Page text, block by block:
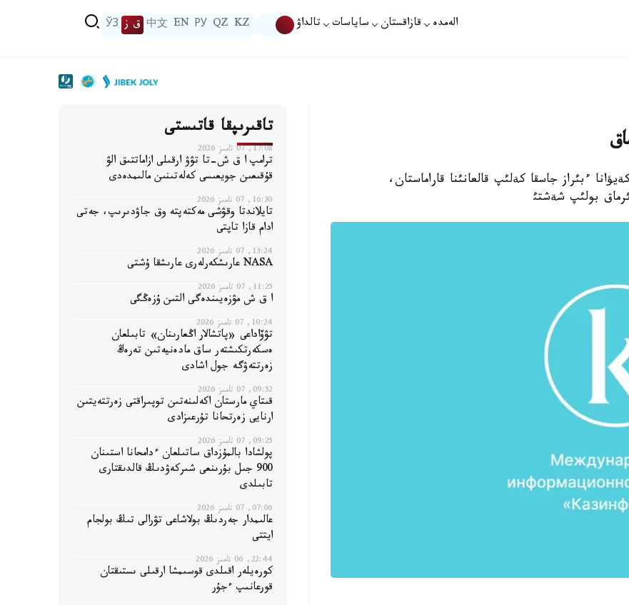
الەمدە قازاقستان ساياسات تالداۋ KZ
QZ
РУ
EN
中文 ق ز ЎЗ
جاپوندئق كةيؤانا ءبئراز جاسقا كةلئپ قالعانئنا قاراماستان،
بولئپ شةشتئ
تاقىرىپقا قاتىستى
17:08, 07 تامىز 2026
ترامپ ا ق ش-تا تۋۋ ارقىلى ازاماتتىق الۋ
قۇقىعىن جويعىسى كەلەتىنىن مالىمدەدى
16:30, 07 تامىز 2026
تايلاندتا وقۋشى مەكتەپتە وق جاۋدىرىپ، جەتى
ادام قازا تاپتى
13:24, 07 تامىز 2026
NASA عارىشكەرلەرى عارىشقا ۇشتى
11:25, 07 تامىز 2026
ا ق ش مۋزەيىندەگى التىن ۇزەڭگى
10:24, 07 تامىز 2026
تۋۆاداعى «پاتشالار اڭعارىنان» تابىلعان
ەسكەرتكىشتەر ساق مادەنيەتىن تەرەڭ
زەرتتەۋگە جول اشادى
09:52, 07 تامىز 2026
قىتاي مارستان اكەلىنەتىن توپىراقتى زەرتتەيتىن
ارنايى زەرتحانا تۇرعىزادى
09:25, 07 تامىز 2026
پولشادا بالمۇزداق ساتىلعان ءدامحانا استىنان
900 جىل بۇرىنعى شىركەۋدىڭ قالدىقتارى
تابىلدى
07:06, 07 تامىز 2026
عالىمدار جەردىڭ بولاشاعى تۋرالى تىڭ بولجام
ايتتى
22:44, 06 تامىز 2026
كورەيلەر اقىلدى قوسىمشا ارقىلى ىستىقتان
قورعانىپ ءجۇر